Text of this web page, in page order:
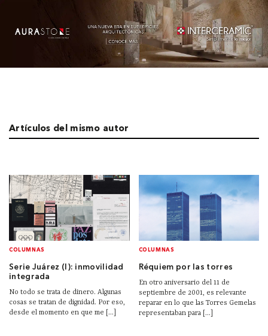
Artículos del mismo autor
COLUMNAS
Serie Juárez (I): inmovilidad
integrada
No todo se trata de dinero. Algunas
cosas se tratan de dignidad. Por eso,
desde el momento en que me [...]
COLUMNAS
Réquiem por las torres
En otro aniversario del 11 de
septiembre de 2001, es relevante
reparar en lo que las Torres Gemelas
representaban para [...]